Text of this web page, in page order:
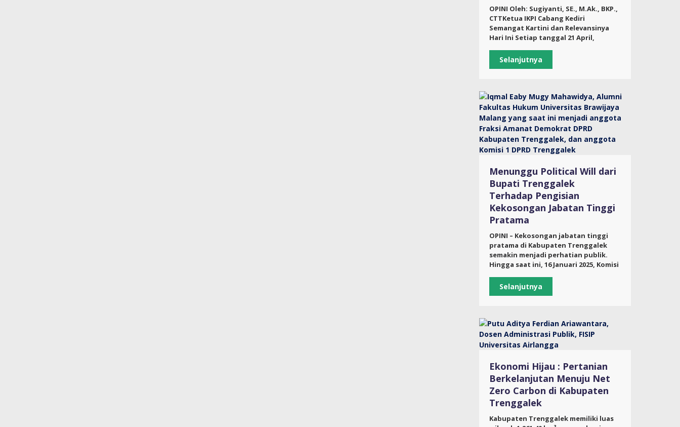
OPINI Oleh: Sugiyanti, SE., M.Ak., BKP.,
CTTKetua IKPI Cabang Kediri
Semangat Kartini dan Relevansinya
Hari Ini Setiap tanggal 21 April,
Selanjutnya
Menunggu Political Will dari
Bupati Trenggalek
Terhadap Pengisian
Kekosongan Jabatan Tinggi
Pratama
OPINI – Kekosongan jabatan tinggi
pratama di Kabupaten Trenggalek
semakin menjadi perhatian publik.
Hingga saat ini, 16 Januari 2025, Komisi
Selanjutnya
Ekonomi Hijau : Pertanian
Berkelanjutan Menuju Net
Zero Carbon di Kabupaten
Trenggalek
Kabupaten Trenggalek memiliki luas